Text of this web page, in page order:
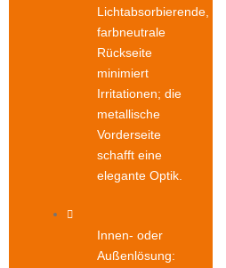
Lichtabsorbierende,
farbneutrale
Rückseite
minimiert
Irritationen; die
metallische
Vorderseite
schafft eine
elegante Optik.
Innen- oder
Außenlösung: